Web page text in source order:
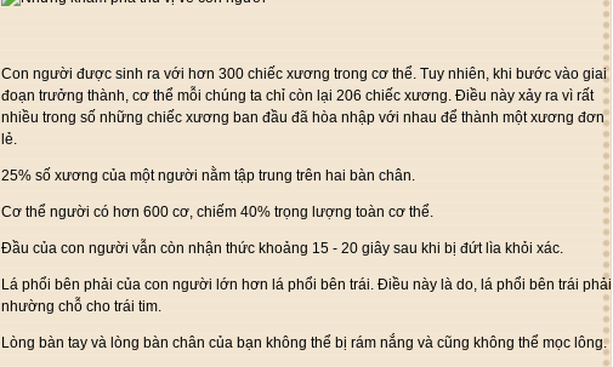
Con người được sinh ra với hơn 300 chiếc xương trong cơ thể. Tuy nhiên, khi bước vào giai
đoạn trưởng thành, cơ thể mỗi chúng ta chỉ còn lại 206 chiếc xương. Điều này xảy ra vì rất
nhiều trong số những chiếc xương ban đầu đã hòa nhập với nhau để thành một xương đơn
lẻ.
25% số xương của một người nằm tập trung trên hai bàn chân.
Cơ thể người có hơn 600 cơ, chiếm 40% trọng lượng toàn cơ thể.
Đầu của con người vẫn còn nhận thức khoảng 15 - 20 giây sau khi bị đứt lìa khỏi xác.
Lá phổi bên phải của con người lớn hơn lá phổi bên trái. Điều này là do, lá phổi bên trái phải
nhường chỗ cho trái tim.
Lòng bàn tay và lòng bàn chân của bạn không thể bị rám nắng và cũng không thể mọc lông.